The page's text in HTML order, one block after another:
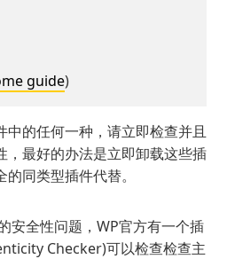
guide)
中的任何一种，请立即检查并且
，最好的办法是立即卸载这些插
同类型插件代替。
安全性问题，WP官方有一个插
Checker)可以检查检查主